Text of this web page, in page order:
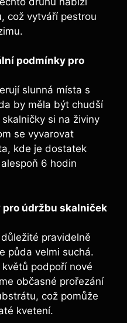
což vytváří pestrou
podmínky pro
slunná místa s
by měla být chudší
si na živiny
se vyvarovat
kde je dostatek
6 hodin
pro údržbu skalniček
pravidelně
půda velmi suchá.
podpoří nové
občasné prořezání
což pomůže
kvetení.